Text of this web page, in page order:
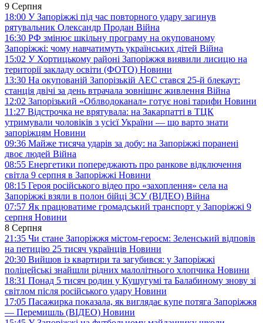
9 Серпня
18:00 У Запоріжжі під час повторного удару загинув
рятувальник Олександр Продан Війна
16:30 РФ змінює шкільну програму на окупованому
Запоріжжі: чому навчатимуть українських дітей Війна
15:02 У Хортицькому районі Запоріжжя виявили лисицю на
території закладу освіти (ФОТО) Новини
13:30 На окупованій Запорізькій АЕС стався 25-й блекаут:
станція двічі за день втрачала зовнішнє живлення Війна
12:02 Запорізький «Облводоканал» готує нові тарифи Новини
11:27 Відстрочка не врятувала: на Закарпатті в ТЦК
утримували чоловіків з усієї України — що варто знати
запоріжцям Новини
09:36 Майже тисяча ударів за добу: на Запоріжжі поранені
двоє людей Війна
08:55 Енергетики попереджають про ранкове відключення
світла 9 серпня в Запоріжжі Новини
08:15 Героя російського відео про «захоплення» села на
Запоріжжі взяли в полон бійці ЗСУ (ВІДЕО) Війна
07:57 Як працюватиме громадський транспорт у Запоріжжі 9
серпня Новини
8 Серпня
21:35 Чи стане Запоріжжя містом-героєм: Зеленський відповів
на петицію 25 тисяч українців Новини
20:30 Вийшов із квартири та загубився: у Запоріжжі
поліцейські знайшли рідних малолітнього хлопчика Новини
18:31 Понад 5 тисяч родин у Кушугумі та Балабиному знову зі
світлом після російського удару Новини
17:05 Пасажирка показала, як виглядає купе потяга Запоріжжя
— Перемишль (ВІДЕО) Новини